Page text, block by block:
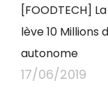
[FOODTECH]
lève 10 Millions
autonome
17/06/2019